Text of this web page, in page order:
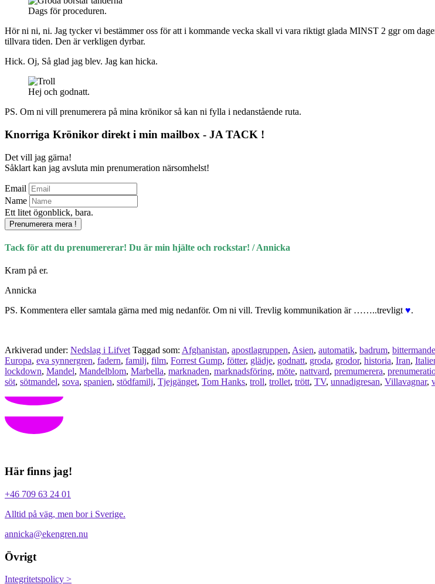
Dags för proceduren.
Hör ni ni, ni. Jag tycker vi bestämmer oss för att i kommande vecka skall vi vara riktigt glada MINST 2 ggr om
tillvara tiden. Den är verkligen dyrbar.
Hick. Oj, Så glad jag blev. Jag kan hicka.
Hej och godnatt.
PS. Om ni vill prenumerera på mina krönikor så kan ni fylla i nedanstående ruta.
Knorriga Krönikor direkt i min mailbox - JA TACK !
Det vill jag gärna!
Såklart kan jag avsluta min prenumeration närsomhelst!
Email
Name
Ett litet ögonblick, bara.
Prenumerera mera !
Tack för att du prenumererar! Du är min hjälte och rockstar! / Annicka
Kram på er.
Annicka
PS. Kommentera eller samtala gärna med mig nedanför. Om ni vill. Trevlig kommunikation är ……..trevligt♥.
Arkiverad under: Nedslag i Lifvet Taggad som: Afghanistan, apostlagruppen, Asien, automatik, badrum,
Europa, eva synnergren, fadern, familj, film, Forrest Gump, fötter, glädje, godnatt, groda, grodor, historia, Iran,
lockdown, Mandel, Mandelblom, Marbella, marknaden, marknadsföring, möte, nattvard, premumerera,
söt, sötmandel, sova, spanien, stödfamilj, Tjejgänget, Tom Hanks, troll, trollet, trött, TV, unnadigresan, Villavagnar,
Här finns jag!
+46 709 63 24 01
Alltid på väg, men bor i Sverige.
annicka@ekengren.nu
Övrigt
Integritetspolicy >